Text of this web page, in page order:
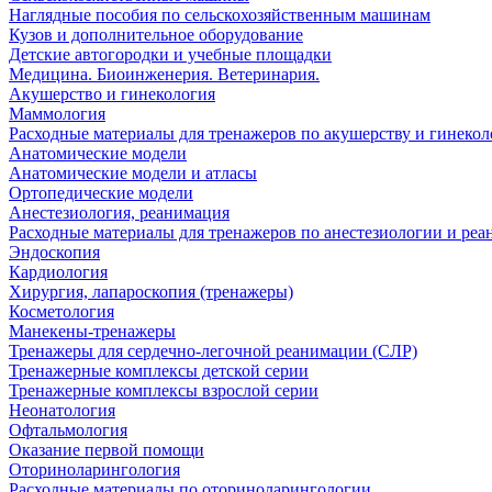
Наглядные пособия по сельскохозяйственным машинам
Кузов и дополнительное оборудование
Детские автогородки и учебные площадки
Медицина. Биоинженерия. Ветеринария.
Акушерство и гинекология
Маммология
Расходные материалы для тренажеров по акушерству и
Анатомические модели
Анатомические модели и атласы
Ортопедические модели
Анестезиология, реанимация
Расходные материалы для тренажеров по анестезиологии и
Эндоскопия
Кардиология
Хирургия, лапароскопия (тренажеры)
Косметология
Манекены-тренажеры
Тренажеры для сердечно-легочной реанимации (СЛР)
Тренажерные комплексы детской серии
Тренажерные комплексы взрослой серии
Неонатология
Офтальмология
Оказание первой помощи
Оториноларингология